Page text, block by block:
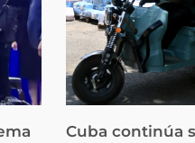
Cuba continúa